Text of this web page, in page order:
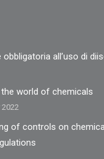
all’uso di
world of chemicals
2022
of controls on